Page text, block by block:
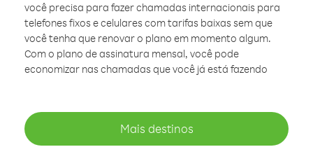
você precisa para fazer chamadas internacionais para
telefones fixos e celulares com tarifas baixas sem que
você tenha que renovar o plano em momento algum.
Com o plano de assinatura mensal, você pode
economizar nas chamadas que você já está fazendo
Mais destinos